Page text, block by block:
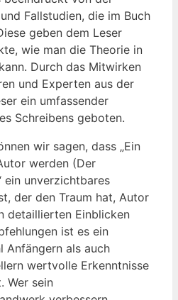
Fallstudien, die im Buch
geben dem Leser
wie man die Theorie in
Durch das Mitwirken
und Experten aus der
ein umfassender
Schreibens geboten.
wir sagen, dass „Ein
werden (Der
ein unverzichtbares
der den Traum hat, Autor
detaillierten Einblicken
ist es ein
Anfängern als auch
wertvolle Erkenntnisse
Wer sein